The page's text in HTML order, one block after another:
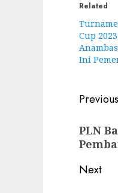
Related
Cup
Ini
Post
Previous
post:
PLN
Next